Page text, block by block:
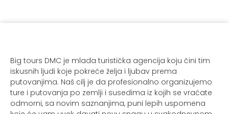
Big tours DMC je mlada turistička agencija koju čini tim
iskusnih ljudi koje pokreće želja i ljubav prema
putovanjima. Naš cilj je da profesionalno organizujemo
ture i putovanja po zemlji i susedima iz kojih se vraćate
odmorni, sa novim saznanjima, puni lepih uspomena